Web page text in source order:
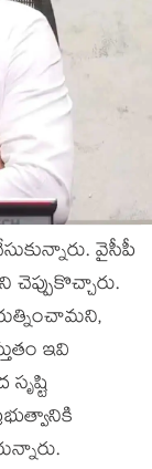
వైసీపీ
ఇవి